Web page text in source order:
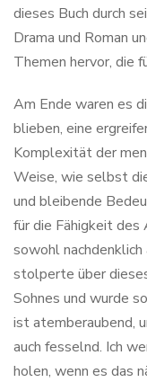
dieses Buch durch
Drama und Roman
Themen hervor, die
Am Ende waren es
blieben, eine
Komplexität der
Weise, wie selbst
und bleibende
für die Fähigkeit des
sowohl
stolperte über
Sohnes und wurde
ist atemberaubend,
auch fesselnd. Ich
holen, wenn es das